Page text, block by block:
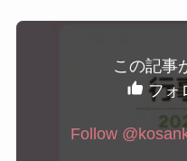
この記事
フォ
Follow